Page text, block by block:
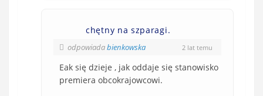
chętny na szparagi.
odpowiadabienkowska 2 lat temu
Eak się dzieje , jak oddaje się stanowisko
premiera obcokrajowcowi.